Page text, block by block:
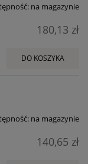
na magazynie
180,13 zł
DO KOSZYKA
na magazynie
140,65 zł